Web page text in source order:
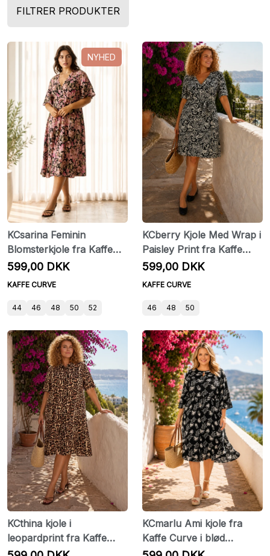
FILTRER PRODUKTER
NYHED
KCsarina Feminin
Blomsterkjole fra Kaffe
Curve
599,00 DKK
KAFFE CURVE
44 46 48 50 52
KCberry Kjole Med Wrap i
Paisley Print fra Kaffe
Curve
599,00 DKK
KAFFE CURVE
46 48 50
KCthina kjole i
leopardprint fra Kaffe
Curve
KCmarlu Ami kjole fra
Kaffe Curve i blød
viskosekvalitet